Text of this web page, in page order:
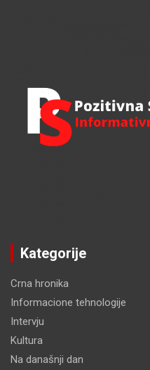
Kategorije
Crna hronika
Informacione tehnologije
Intervju
Kultura
Na današnji dan